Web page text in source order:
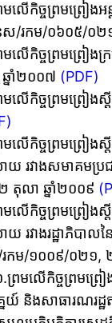
ើកិច្ចព្រមព្រៀងអ
/រកម/០៦០៥/០២
លើកិច្ចព្រមព្រៀ
នាំ២០០៧ (PDF)
មលើកិច្ចព្រមព្រ
ើកិច្ចព្រមព្រៀងស្
ាយ រវាងសមាគមប្
លា ឆ្នាំ២០០៩
ើកិច្ចព្រមព្រៀងស្
ាយ រវាងរដ្ឋាភិប
រកម/១០០៩/០២១,
មលើកិច្ចព្រមព្រ
យ៍ និងសាធារណរដ្